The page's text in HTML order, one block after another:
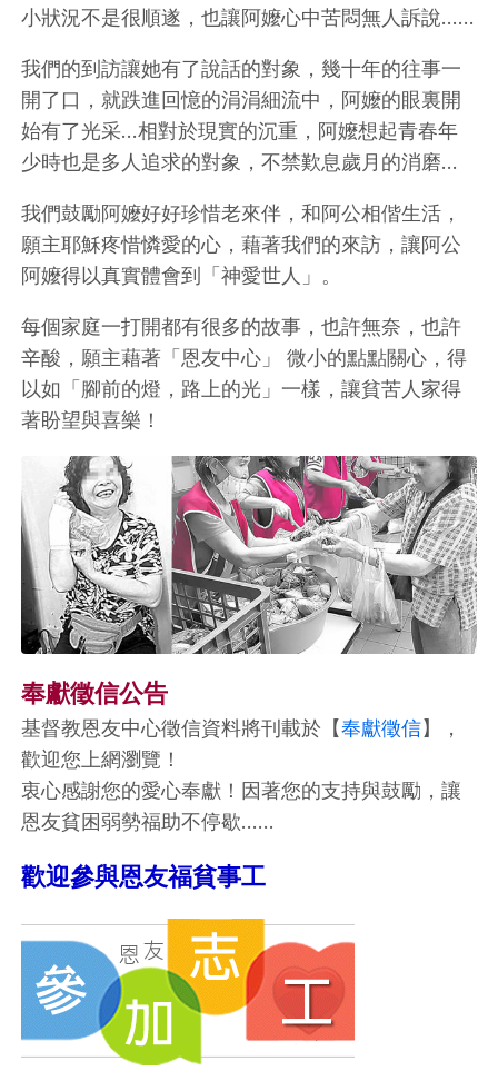
小狀況不是很順遂，也讓阿嬤心中苦悶無人訴說……
我們的到訪讓她有了說話的對象，幾十年的往事一
開了口，就跌進回憶的涓涓細流中，阿嬤的眼裏開
始有了光采…相對於現實的沉重，阿嬤想起青春年
少時也是多人追求的對象，不禁歎息歲月的消磨…
我們鼓勵阿嬤好好珍惜老來伴，和阿公相偕生活，
願主耶穌疼惜憐愛的心，藉著我們的來訪，讓阿公
阿嬤得以真實體會到「神愛世人」。
每個家庭一打開都有很多的故事，也許無奈，也許
辛酸，願主藉著「恩友中心」 微小的點點關心，得
以如「腳前的燈，路上的光」一樣，讓貧苦人家得
著盼望與喜樂！
奉獻徵信公告
基督教恩友中心徵信資料將刊載於【奉獻徵信】，
歡迎您上網瀏覽！
衷心感謝您的愛心奉獻！因著您的支持與鼓勵，讓
恩友貧困弱勢福助不停歇……
歡迎參與恩友福貧事工